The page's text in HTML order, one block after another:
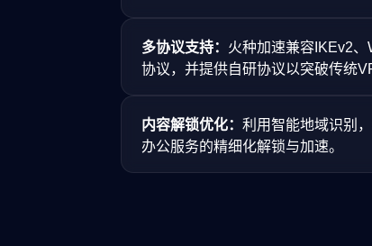
多协议支持： 火种加速兼容IKEv2
协议，并提供自研协议以突破传统
内容解锁优化：利用智能地域识别
办公服务的精细化解锁与加速。